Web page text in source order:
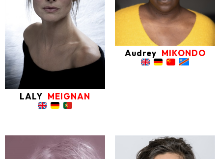
LALY MEIGNAN
Audrey MIKONDO